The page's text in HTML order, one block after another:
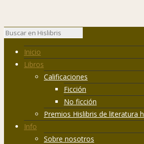
Inicio
Libros
Calificaciones
Ficción
No ficción
Premios Hislibris de literatura
Info
Sobre nosotros